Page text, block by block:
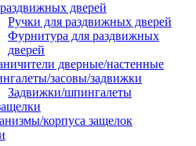
дверей
Ручки для раздвижных дверей
Фурнитура для раздвижных
дверей
дверные/настенные
засовы/задвижки
Задвижки/шпингалеты
корпуса защелок